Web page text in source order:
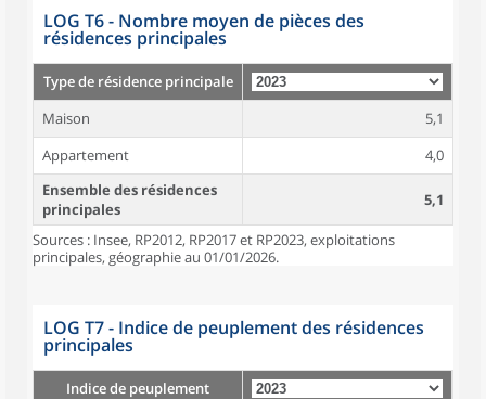
LOG T6 - Nombre moyen de pièces des
résidences principales
Type de résidence principale
Maison
5,1
Appartement
4,0
Ensemble des résidences
principales
5,1
Sources : Insee, RP2012, RP2017 et RP2023, exploitations
principales, géographie au 01/01/2026.
LOG T7 - Indice de peuplement des résidences
principales
Indice de peuplement